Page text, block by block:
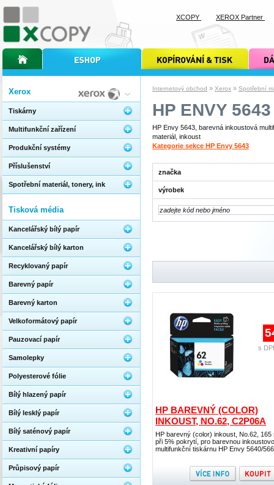
Internetový obchod » Xerox » Spotřební
HP ENVY 5643
HP Envy 5643, barevná inkoustová
materiál, inkoust
Kategorie sekce HP Envy 5643
značka
výrobek
HP BAREVNÝ (COLOR)
INKOUST, NO.62, C2P06A
HP barevný (color) inkoust, No.62, 165
při 5% pokrytí, pro barevnou
multifunkční tiskárnu HP Envy 5640/
s
Xerox
Tiskárny
Multifunkční zařízení
Produkční systémy
Příslušenství
Spotřební materiál, tonery, ink
Tisková média
Kancelářský bílý papír
Kancelářský bílý karton
Recyklovaný papír
Barevný papír
Barevný karton
Velkoformátový papír
Pauzovací papír
Samolepky
Polyesterové fólie
Bílý hlazený papír
Bílý lesklý papír
Bílý saténový papír
Kreativní papíry
Průpisový papír
úvodní stránka xcopyinternetový obchod xcopy kopírování a tisk xcopy dárkové
XCOPY XEROX Partner